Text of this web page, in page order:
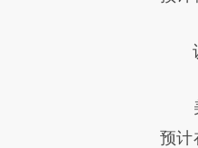
议
美
预计